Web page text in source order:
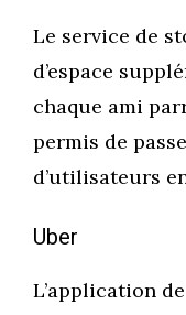
Le service de
d’espace
chaque ami
permis de
d’utilisateurs
Uber
L’application